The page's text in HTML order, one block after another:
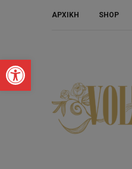
Ανοίξτε τη γραμμή εργαλείων
ΑΡΧΙΚΗ SHOP